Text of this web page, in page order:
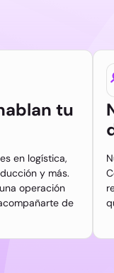
tu
en logística,
y más.
operación
de